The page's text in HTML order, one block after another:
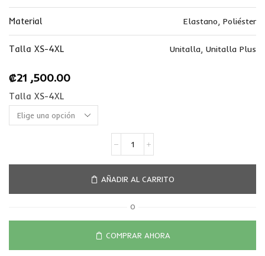
Material Elastano, Poliéster
Talla XS-4XL Unitalla, Unitalla Plus
₡21 ,500.00
Talla XS-4XL
AÑADIR AL CARRITO
O
COMPRAR AHORA